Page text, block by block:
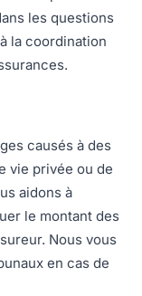
les questions
la coordination
causés à des
vie privée ou de
aidons à
le montant des
Nous vous
en cas de